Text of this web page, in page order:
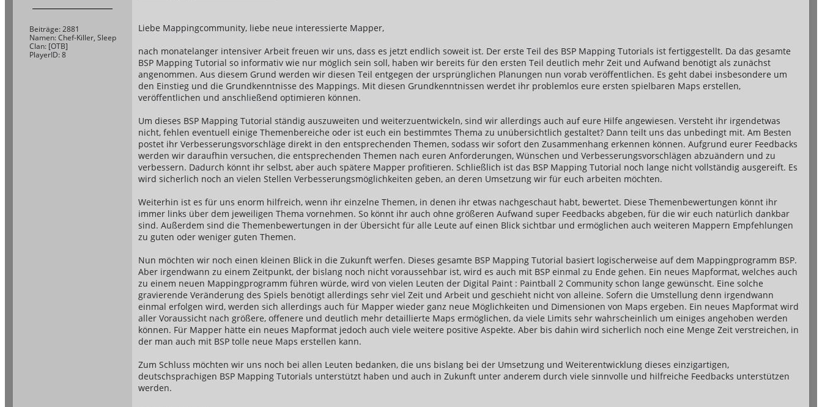
Beiträge: 2881
Namen: Chef-Killer, Sleep
Clan: [OTB]
PlayerID: 8
Liebe Mappingcommunity, liebe neue interessierte Mapper,
nach monatelanger intensiver Arbeit freuen wir uns, dass es jetzt endlich soweit ist. Der erste Teil des BSP Mapping Tutorials ist fertiggestellt. Da das gesamte
BSP Mapping Tutorial so informativ wie nur möglich sein soll, haben wir bereits für den ersten Teil deutlich mehr Zeit und Aufwand benötigt als zunächst
angenommen. Aus diesem Grund werden wir diesen Teil entgegen der ursprünglichen Planungen nun vorab veröffentlichen. Es geht dabei insbesondere um
den Einstieg und die Grundkenntnisse des Mappings. Mit diesen Grundkenntnissen werdet ihr problemlos eure ersten spielbaren Maps erstellen,
veröffentlichen und anschließend optimieren können.
Um dieses BSP Mapping Tutorial ständig auszuweiten und weiterzuentwickeln, sind wir allerdings auch auf eure Hilfe angewiesen. Versteht ihr irgendetwas
nicht, fehlen eventuell einige Themenbereiche oder ist euch ein bestimmtes Thema zu unübersichtlich gestaltet? Dann teilt uns das unbedingt mit. Am Besten
postet ihr Verbesserungsvorschläge direkt in den entsprechenden Themen, sodass wir sofort den Zusammenhang erkennen können. Aufgrund eurer Feedbacks
werden wir daraufhin versuchen, die entsprechenden Themen nach euren Anforderungen, Wünschen und Verbesserungsvorschlägen abzuändern und zu
verbessern. Dadurch könnt ihr selbst, aber auch spätere Mapper profitieren. Schließlich ist das BSP Mapping Tutorial noch lange nicht vollständig ausgereift. Es
wird sicherlich noch an vielen Stellen Verbesserungsmöglichkeiten geben, an deren Umsetzung wir für euch arbeiten möchten.
Weiterhin ist es für uns enorm hilfreich, wenn ihr einzelne Themen, in denen ihr etwas nachgeschaut habt, bewertet. Diese Themenbewertungen könnt ihr
immer links über dem jeweiligen Thema vornehmen. So könnt ihr auch ohne größeren Aufwand super Feedbacks abgeben, für die wir euch natürlich dankbar
sind. Außerdem sind die Themenbewertungen in der Übersicht für alle Leute auf einen Blick sichtbar und ermöglichen auch weiteren Mappern Empfehlungen
zu guten oder weniger guten Themen.
Nun möchten wir noch einen kleinen Blick in die Zukunft werfen. Dieses gesamte BSP Mapping Tutorial basiert logischerweise auf dem Mappingprogramm BSP.
Aber irgendwann zu einem Zeitpunkt, der bislang noch nicht voraussehbar ist, wird es auch mit BSP einmal zu Ende gehen. Ein neues Mapformat, welches auch
zu einem neuen Mappingprogramm führen würde, wird von vielen Leuten der Digital Paint : Paintball 2 Community schon lange gewünscht. Eine solche
gravierende Veränderung des Spiels benötigt allerdings sehr viel Zeit und Arbeit und geschieht nicht von alleine. Sofern die Umstellung denn irgendwann
einmal erfolgen wird, werden sich allerdings auch für Mapper wieder ganz neue Möglichkeiten und Dimensionen von Maps ergeben. Ein neues Mapformat wird
aller Voraussicht nach größere, offenere und deutlich mehr detaillierte Maps ermöglichen, da viele Limits sehr wahrscheinlich um einiges angehoben werden
können. Für Mapper hätte ein neues Mapformat jedoch auch viele weitere positive Aspekte. Aber bis dahin wird sicherlich noch eine Menge Zeit verstreichen, in
der man auch mit BSP tolle neue Maps erstellen kann.
Zum Schluss möchten wir uns noch bei allen Leuten bedanken, die uns bislang bei der Umsetzung und Weiterentwicklung dieses einzigartigen,
deutschsprachigen BSP Mapping Tutorials unterstützt haben und auch in Zukunft unter anderem durch viele sinnvolle und hilfreiche Feedbacks unterstützen
werden.